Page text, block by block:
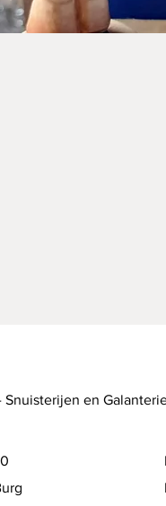
Snuisterijen en